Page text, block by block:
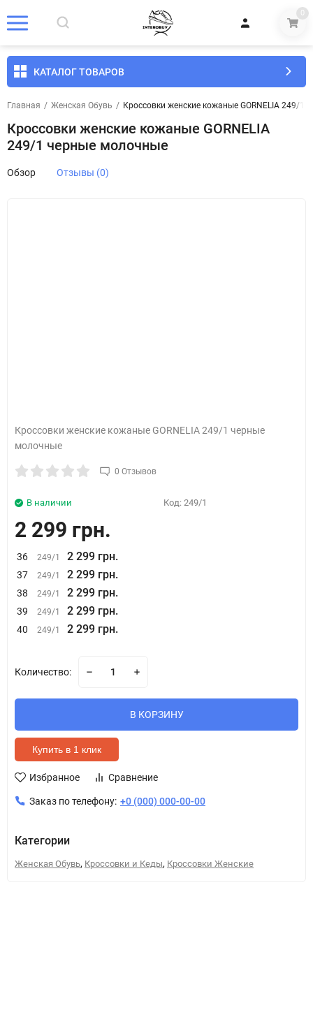
0
КАТАЛОГ ТОВАРОВ
Главная / Женская Обувь / Кроссовки женские кожаные GORNELIA 249/1
Кроссовки женские кожаные GORNELIA
249/1 черные молочные
Обзор Отзывы (0)
Кроссовки женские кожаные GORNELIA 249/1 черные
молочные
0 Отзывов
В наличии Код: 249/1
2 299 грн.
36 249/1 2 299 грн.
37 249/1 2 299 грн.
38 249/1 2 299 грн.
39 249/1 2 299 грн.
40 249/1 2 299 грн.
Количество:
В КОРЗИНУ
Купить в 1 клик
Избранное Сравнение
Заказ по телефону: +0 (000) 000-00-00
Категории
Женская Обувь, Кроссовки и Кеды, Кроссовки Женские